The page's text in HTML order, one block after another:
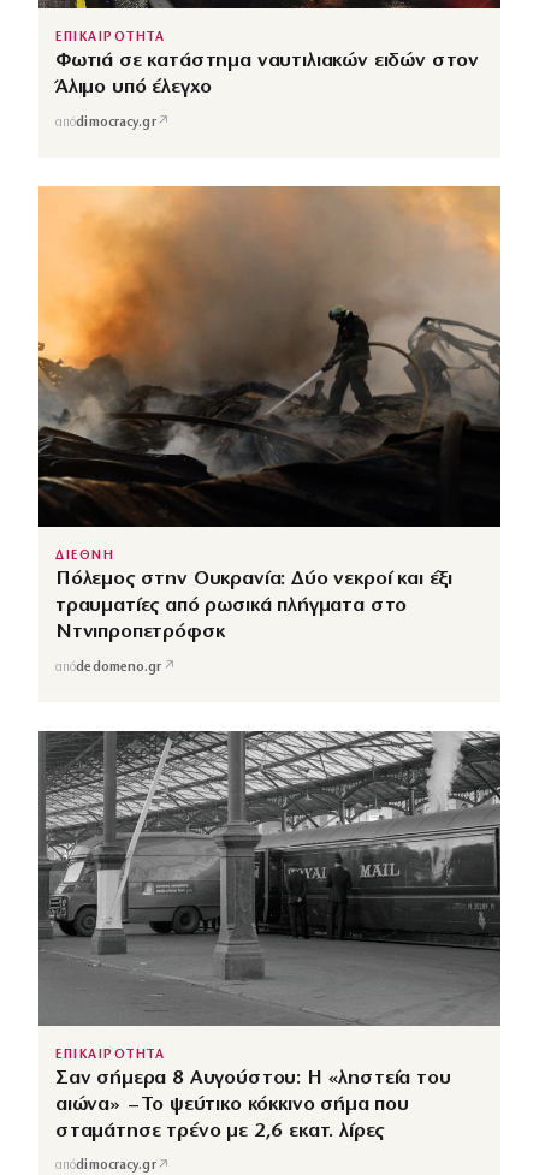
ΕΠΙΚΑΙΡΟΤΗΤΑ
Φωτιά σε κατάστημα ναυτιλιακών ειδών στον
Άλιμο υπό έλεγχο
απόdimocracy.gr↗
ΔΙΕΘΝΗ
Πόλεμος στην Ουκρανία: Δύο νεκροί και έξι
τραυματίες από ρωσικά πλήγματα στο
Ντνιπροπετρόφσκ
απόdedomeno.gr ↗
ΕΠΙΚΑΙΡΟΤΗΤΑ
Σαν σήμερα 8 Αυγούστου: Η «ληστεία του
αιώνα» – Το ψεύτικο κόκκινο σήμα που
σταμάτησε τρένο με 2,6 εκατ. λίρες
απόdimocracy.gr↗